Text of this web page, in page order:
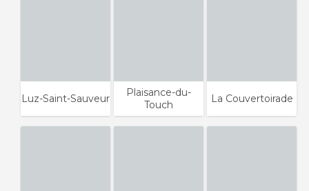
Luz-Saint-Sauveur
Plaisance-du-
Touch
La Couvertoirade